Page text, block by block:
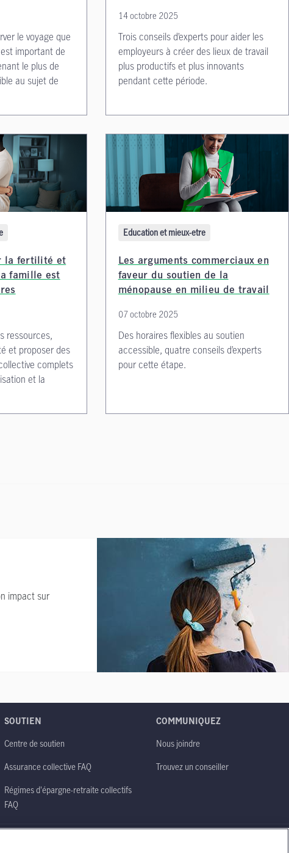
le voyage que
important de
le plus de
au sujet de
14 octobre 2025
Trois conseils d’experts pour aider les
employeurs à créer des lieux de travail
plus productifs et plus innovants
pendant cette période.
la fertilité et
famille est
ressources,
et proposer des
complets
et la
Education et mieux-etre
Les arguments commerciaux en
faveur du soutien de la
ménopause en milieu de travail
07 octobre 2025
Des horaires flexibles au soutien
accessible, quatre conseils d’experts
pour cette étape.
impact sur
SOUTIEN
Centre de soutien
Assurance collective FAQ
Régimes d'épargne-retraite collectifs
FAQ
COMMUNIQUEZ
Nous joindre
Trouvez un conseiller